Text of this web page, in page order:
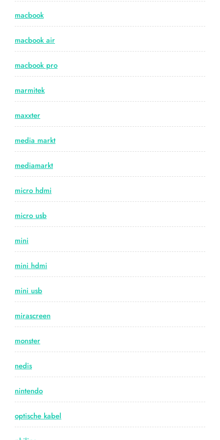
macbook
macbook air
macbook pro
marmitek
maxxter
media markt
mediamarkt
micro hdmi
micro usb
mini
mini hdmi
mini usb
mirascreen
monster
nedis
nintendo
optische kabel